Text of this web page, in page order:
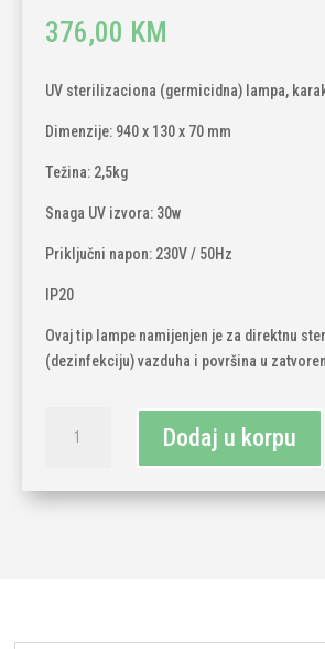
376,00 KM
UV sterilizaciona (germicidna) lampa,
Dimenzije: 940 x 130 x 70 mm
Težina: 2,5kg
Snaga UV izvora: 30w
Priključni napon: 230V / 50Hz
IP20
Ovaj tip lampe namijenjen je za direktnu
(dezinfekciju) vazduha i površina u
sterilizaciona
lampa
Dodaj u korpu